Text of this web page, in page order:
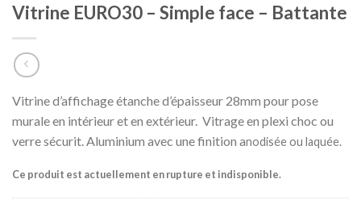
Vitrine EURO30 – Simple face – Battante
Vitrine d’affichage étanche d’épaisseur 28mm pour pose
murale en intérieur et en extérieur. Vitrage en plexi choc ou
verre sécurit. Aluminium avec une finition anodisée ou laquée.
Ce produit est actuellement en rupture et indisponible.